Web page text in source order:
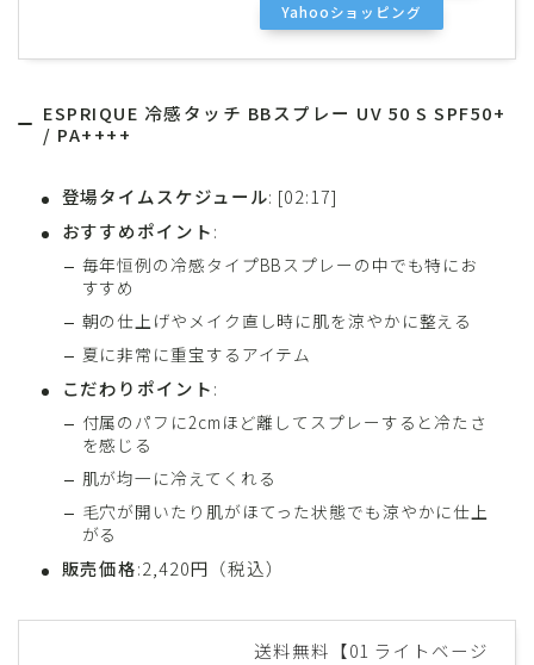
Yahooショッピング
ESPRIQUE 冷感タッチ BBスプレー UV 50 S SPF50+
/ PA++++
登場タイムスケジュール: [02:17]
おすすめポイント:
毎年恒例の冷感タイプBBスプレーの中でも特にお
すすめ
朝の仕上げやメイク直し時に肌を涼やかに整える
夏に非常に重宝するアイテム
こだわりポイント:
付属のパフに2cmほど離してスプレーすると冷たさ
を感じる
肌が均一に冷えてくれる
毛穴が開いたり肌がほてった状態でも涼やかに仕上
がる
販売価格:2,420円（税込）
送料無料【01 ライトベージ